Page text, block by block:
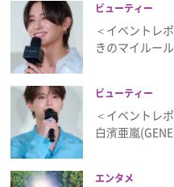
免責事項
プライバシーポリシー
利用規約
お問い合わせ
ビューティー
＜イベントレ
きのマイルー
ビューティー
＜イベントレ
白濱亜嵐
エンタメ